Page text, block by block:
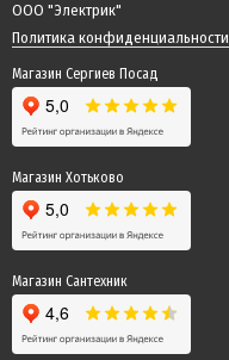
ООО "Электрик"
Политика конфиденциальности
Магазин Сергиев Посад
Магазин Хотьково
Магазин Сантехник